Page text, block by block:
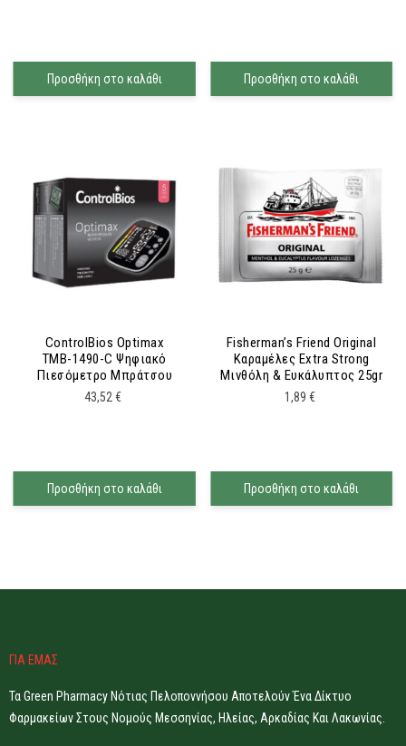
Προσθήκη στο καλάθι Προσθήκη στο καλάθι
ControlBios Optimax
ΤΜΒ-1490-C Ψηφιακό
Πιεσόμετρο Μπράτσου
43,52€
Προσθήκη στο καλάθι
Fisherman’s Friend Original
Καραμέλες Extra Strong
Μινθόλη & Ευκάλυπτος 25gr
1,89€
Προσθήκη στο καλάθι
ΓΙΑ ΕΜΑΣ
Τα Green Pharmacy Νότιας Πελοποννήσου Αποτελούν Ένα Δίκτυο
Φαρμακείων Στους Νομούς Μεσσηνίας, Ηλείας, Αρκαδίας Και Λακωνίας.